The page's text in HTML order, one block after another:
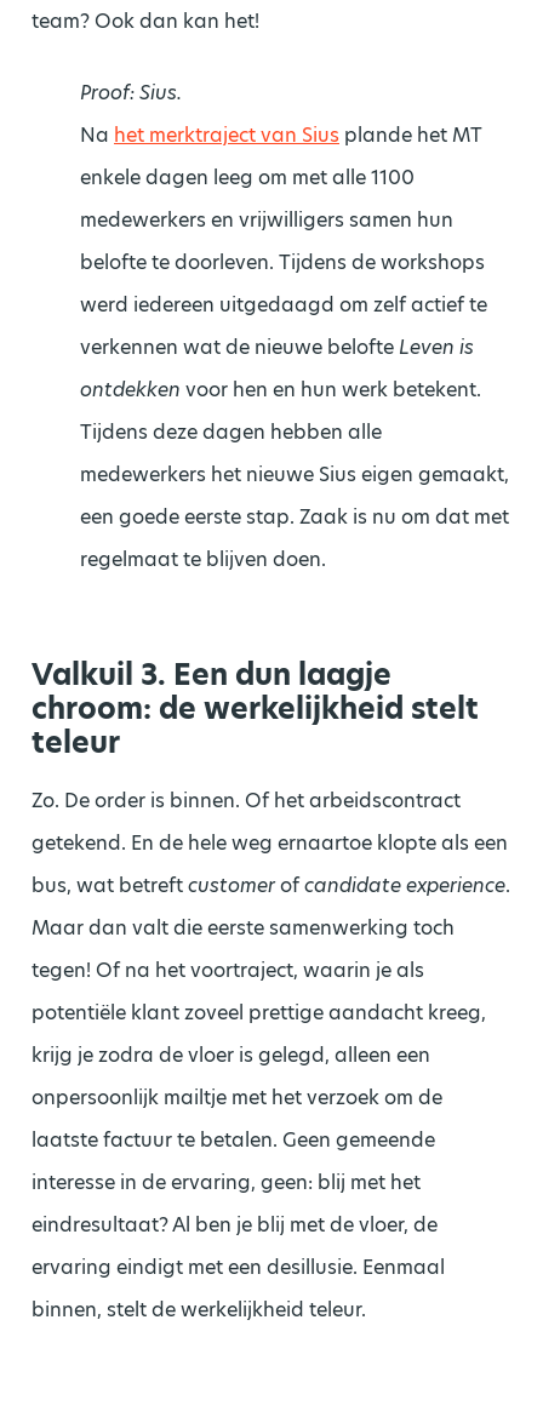
team? Ook dan kan het!
Proof: Sius.
Na het merktraject van Sius plande het MT
enkele dagen leeg om met alle 1100
medewerkers en vrijwilligers samen hun
belofte te doorleven. Tijdens de workshops
werd iedereen uitgedaagd om zelf actief te
verkennen wat de nieuwe belofte Leven is
ontdekken voor hen en hun werk betekent.
Tijdens deze dagen hebben alle
medewerkers het nieuwe Sius eigen gemaakt,
een goede eerste stap. Zaak is nu om dat met
regelmaat te blijven doen.
Valkuil 3. Een dun laagje
chroom: de werkelijkheid stelt
teleur
Zo. De order is binnen. Of het arbeidscontract
getekend. En de hele weg ernaartoe klopte als een
bus, wat betreftcustomerofcandidate experience.
Maar dan valt die eerste samenwerking toch
tegen! Of na het voortraject, waarin je als
potentiële klant zoveel prettige aandacht kreeg,
krijg je zodra de vloer is gelegd, alleen een
onpersoonlijk mailtje met het verzoek om de
laatste factuur te betalen. Geen gemeende
interesse in de ervaring, geen: blij met het
eindresultaat? Al ben je blij met de vloer, de
ervaring eindigt met een desillusie. Eenmaal
binnen, stelt de werkelijkheid teleur.